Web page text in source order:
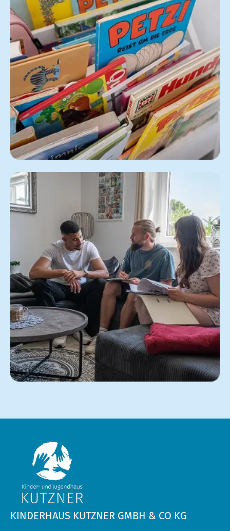
KINDERHAUS KUTZNER GMBH & CO KG